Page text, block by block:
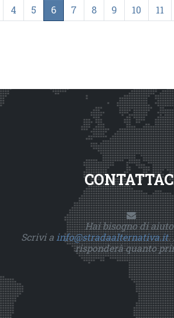
4 5 6 7 8 9 10 11
Hai bisogno di
Scrivi ainfo@stradaalternativa.it.
risponderà quanto